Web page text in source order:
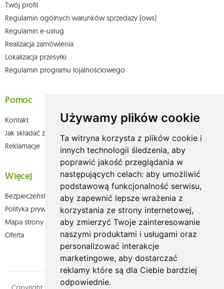
Używamy plików cookie
Ta witryna korzysta z plików cookie i
innych technologii śledzenia, aby
poprawić jakość przeglądania w
następujących celach: aby umożliwić
podstawową funkcjonalność serwisu,
aby zapewnić lepsze wrażenia z
korzystania ze strony internetowej,
aby zmierzyć Twoje zainteresowanie
naszymi produktami i usługami oraz
personalizować interakcje
marketingowe, aby dostarczać
reklamy które są dla Ciebie bardziej
odpowiednie.
Twój profil
Regulamin ogólnych warunków sprzedaży (ows)
Regulamin e-usług
Realizacja zamówienia
Lokalizacja przesyłki
Regulamin programu lojalnościowego
Pomoc
Kontakt
Jak składać zamówienia w sklepie olium.pl?
Reklamacje
Więcej
Bezpieczeństwo płatności
Polityka prywatności
Mapa strony
Oferta